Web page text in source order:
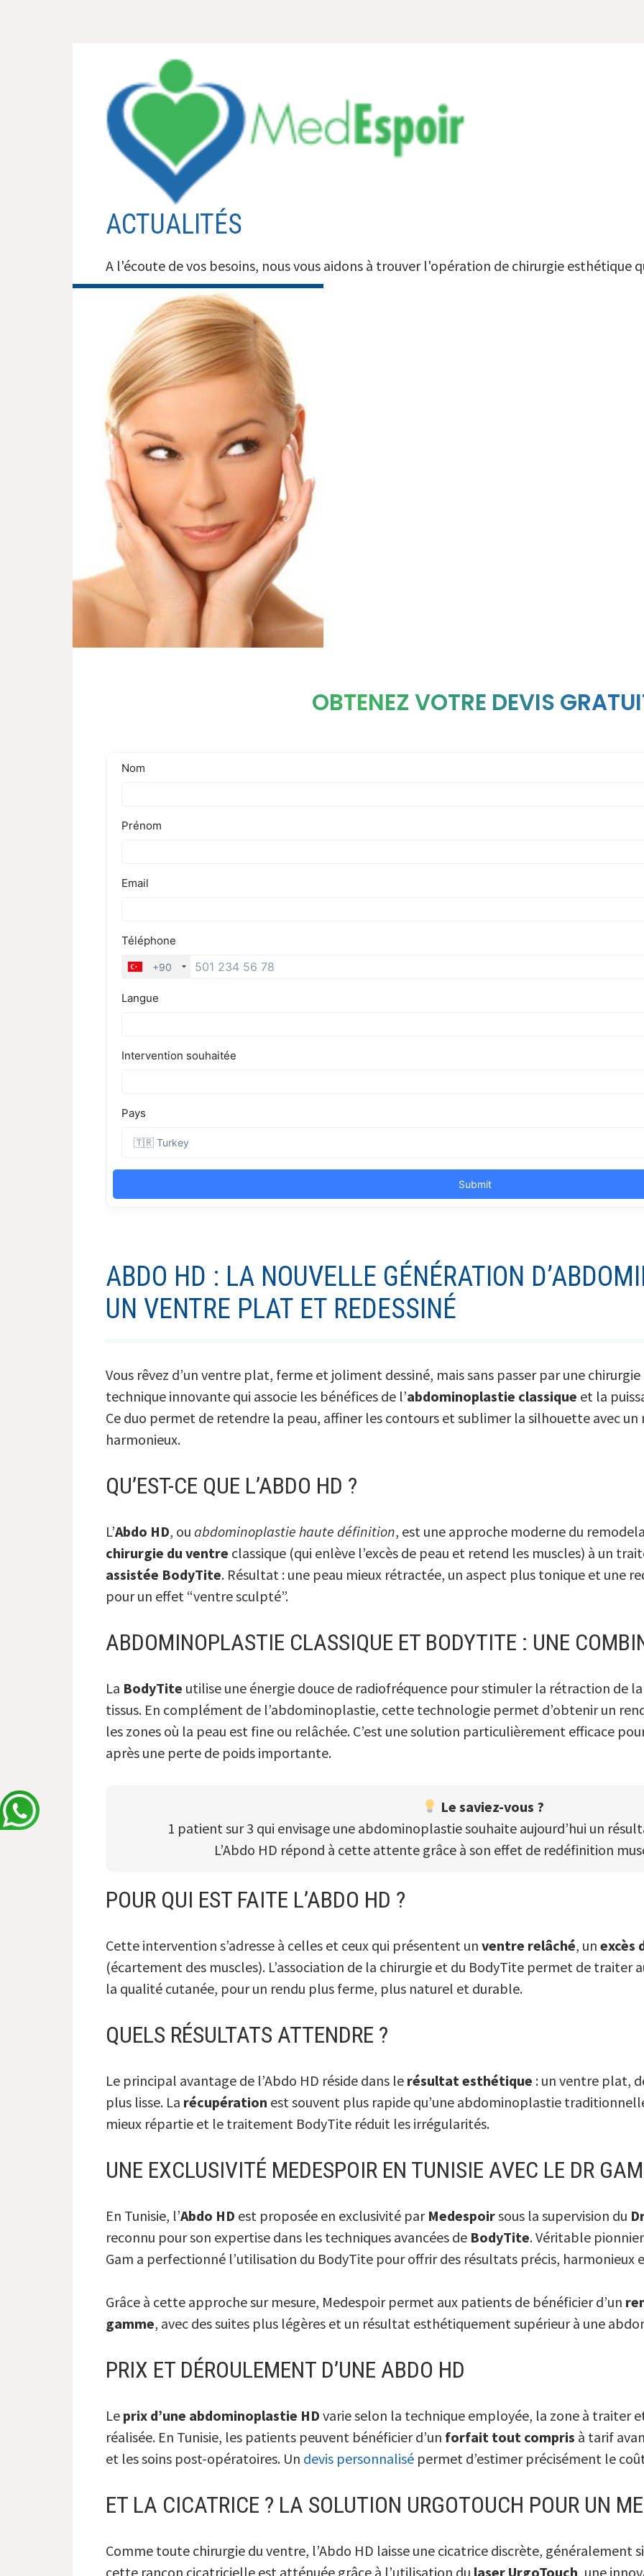
contenu
ACTUALITÉS
A l'écoute de vos besoins, nous vous aidons à trouver l'opération de chirurgie esthétique
OBTENEZ VOTRE DEVIS
ABDO HD : LA NOUVELLE GÉNÉRATION
UN VENTRE PLAT ET REDESSINÉ
Vous rêvez d’un ventre plat, ferme et joliment dessiné, mais sans passer par une chirurgie
technique innovante qui associe les bénéfices de l’abdominoplastie classique et la
Ce duo permet de retendre la peau, affiner les contours et sublimer la silhouette avec
harmonieux.
QU’EST-CE QUE L’ABDO HD ?
L’Abdo HD, ou abdominoplastie haute définition, est une approche moderne du
chirurgie du ventre classique (qui enlève l’excès de peau et retend les muscles) à un
assistée BodyTite. Résultat : une peau mieux rétractée, un aspect plus tonique et une
pour un effet “ventre sculpté”.
ABDOMINOPLASTIE CLASSIQUE ET BODYTITE : UNE
La BodyTite utilise une énergie douce de radiofréquence pour stimuler la rétraction de
tissus. En complément de l’abdominoplastie, cette technologie permet d’obtenir un
les zones où la peau est fine ou relâchée. C’est une solution particulièrement efficace
après une perte de poids importante.
Le saviez-vous ?
1 patient sur 3 qui envisage une abdominoplastie souhaite aujourd’hui un
L’Abdo HD répond à cette attente grâce à son effet de redéfinition
POUR QUI EST FAITE L’ABDO HD ?
Cette intervention s’adresse à celles et ceux qui présentent un ventre relâché, un excès
(écartement des muscles). L’association de la chirurgie et du BodyTite permet de traiter
la qualité cutanée, pour un rendu plus ferme, plus naturel et durable.
QUELS RÉSULTATS ATTENDRE ?
Le principal avantage de l’Abdo HD réside dans le résultat esthétique : un ventre plat,
plus lisse. La récupération est souvent plus rapide qu’une abdominoplastie
mieux répartie et le traitement BodyTite réduit les irrégularités.
UNE EXCLUSIVITÉ MEDESPOIR EN TUNISIE AVEC LE DR GAM
En Tunisie, l’Abdo HD est proposée en exclusivité par Medespoirsous la supervision du
reconnu pour son expertise dans les techniques avancées de BodyTite. Véritable
Gam a perfectionné l’utilisation du BodyTite pour offrir des résultats précis, harmonieux
Grâce à cette approche sur mesure, Medespoir permet aux patients de bénéficier d’un
gamme, avec des suites plus légères et un résultat esthétiquement supérieur à une
PRIX ET DÉROULEMENT D’UNE ABDO HD
Le prix d’une abdominoplastie HD varie selon la technique employée, la zone à traiter
réalisée. En Tunisie, les patients peuvent bénéficier d’un forfait tout compris à tarif
et les soins post-opératoires. Un devis personnalisépermet d’estimer précisément le
ET LA CICATRICE ? LA SOLUTION URGOTOUCH POUR UN
Comme toute chirurgie du ventre, l’Abdo HD laisse une cicatrice discrète, généralement
cette rançon cicatricielle est atténuée grâce à l’utilisation du laser UrgoTouch , une